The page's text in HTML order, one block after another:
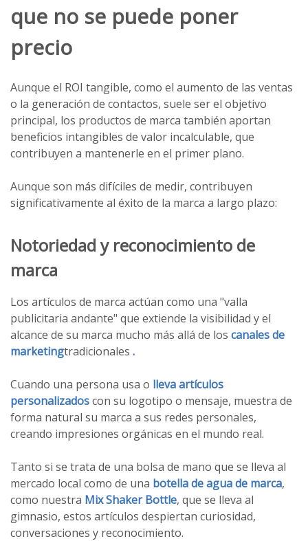
que no se puede poner
precio
Aunque el ROI tangible, como el aumento de las ventas
o la generación de contactos, suele ser el objetivo
principal, los productos de marca también aportan
beneficios intangibles de valor incalculable, que
contribuyen a mantenerle en el primer plano.
Aunque son más difíciles de medir, contribuyen
significativamente al éxito de la marca a largo plazo:
Notoriedad y reconocimiento de
marca
Los artículos de marca actúan como una "valla
publicitaria andante" que extiende la visibilidad y el
alcance de su marca mucho más allá de los canales de
marketingtradicionales .
Cuando una persona usa o lleva artículos
personalizadoscon su logotipo o mensaje, muestra de
forma natural su marca a sus redes personales,
creando impresiones orgánicas en el mundo real.
Tanto si se trata de una bolsa de mano que se lleva al
mercado local como de una botella de agua de marca,
como nuestra Mix Shaker Bottle, que se lleva al
gimnasio, estos artículos despiertan curiosidad,
conversaciones y reconocimiento.